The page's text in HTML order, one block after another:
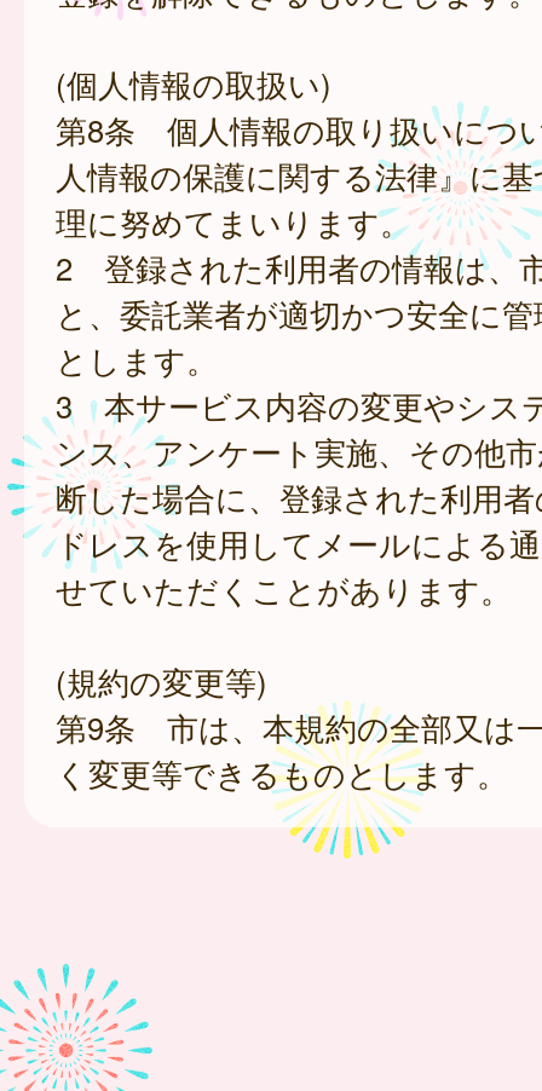
(個人情報の取扱い)
第8条 個人情報の取り扱いにつ
人情報の保護に関する法律』に
理に努めてまいります。
2 登録された利用者の情報は、
と、委託業者が適切かつ安全に
とします。
3 本サービス内容の変更やシス
ンス、アンケート実施、その他
断した場合に、登録された利用
ドレスを使用してメールによる
せていただくことがあります。
(規約の変更等)
第9条 市は、本規約の全部又は
く変更等できるものとします。